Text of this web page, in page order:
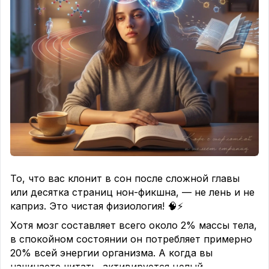
Шпек мастерски балансирует на грани личной
драмы и большой истории, заставляя задуматься
о корнях, выборе и о том, что делает нас теми,
кто мы есть. А ещё эта книга очень атмосферная
— слышишь уличный шум Хайфы, чувствуешь
запах восточных базаров и вязкий зной
ближневосточного лета☀️.
Погружайтесь смело, если готовы к испытанию
сильных эмоций. Эта книга точно оставит в душе
глубокий след. 💔
То, что вас клонит в сон после сложной главы
или десятка страниц нон-фикшна, — не лень и не
каприз. Это чистая физиология! 🧠⚡️
Хотя мозг составляет всего около 2% массы тела,
в спокойном состоянии он потребляет примерно
20% всей энергии организма. А когда вы